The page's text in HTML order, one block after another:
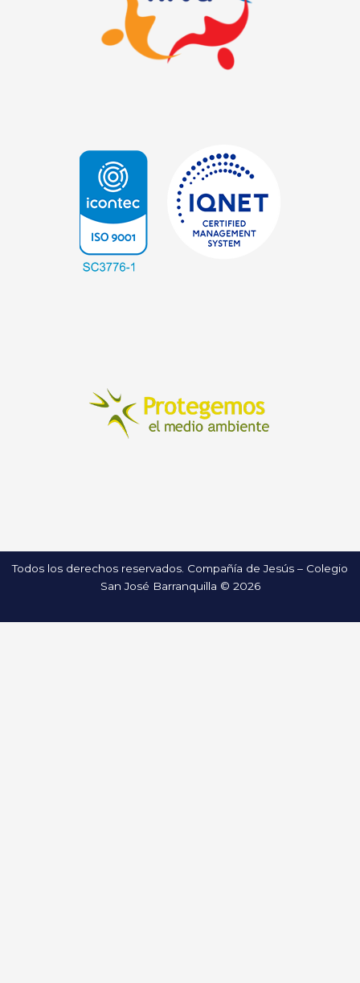
Todos los derechos reservados. Compañía de Jesús – Colegio
San José Barranquilla © 2026